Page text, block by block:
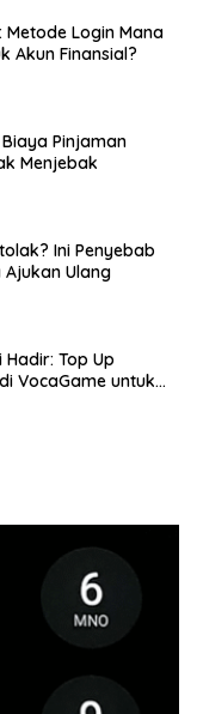
Metode Login Mana
Akun Finansial?
Pinjaman
Menjebak
Ini Penyebab
Ajukan Ulang
Top Up
VocaGame untuk